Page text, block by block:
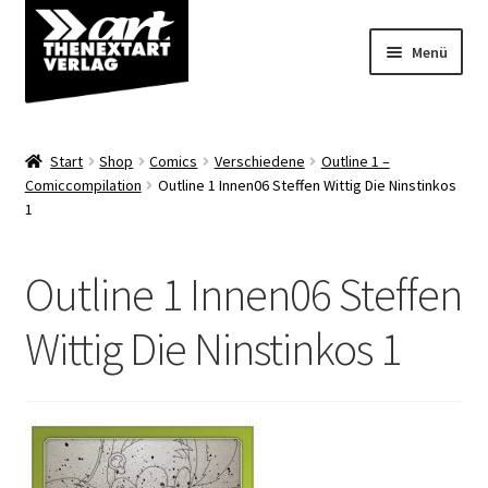
Zur
Navigation
springen
Zum
Inhalt
springen
Menü
Shop
Start Shop Comics Verschiedene
Outline 1 –
Comiccompilation
Outline 1 Innen06 Steffen Wittig Die Ninstinkos
1
Outline 1 Innen06 Steffen
Wittig Die Ninstinkos 1